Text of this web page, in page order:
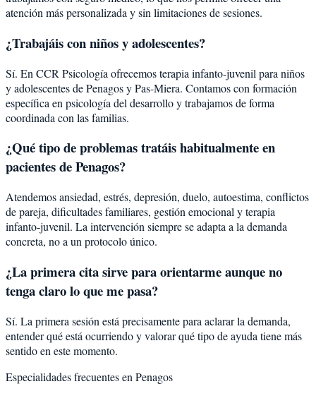
atención más personalizada y sin limitaciones de sesiones.
¿Trabajáis con niños y adolescentes?
Sí. En CCR Psicología ofrecemos terapia infanto-juvenil para niños
y adolescentes de Penagos y Pas-Miera. Contamos con formación
específica en psicología del desarrollo y trabajamos de forma
coordinada con las familias.
¿Qué tipo de problemas tratáis habitualmente en
pacientes de Penagos?
Atendemos ansiedad, estrés, depresión, duelo, autoestima, conflictos
de pareja, dificultades familiares, gestión emocional y terapia
infanto-juvenil. La intervención siempre se adapta a la demanda
concreta, no a un protocolo único.
¿La primera cita sirve para orientarme aunque no
tenga claro lo que me pasa?
Sí. La primera sesión está precisamente para aclarar la demanda,
entender qué está ocurriendo y valorar qué tipo de ayuda tiene más
sentido en este momento.
Especialidades frecuentes en Penagos